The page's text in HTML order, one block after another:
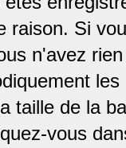
raison. Si
n'avez
taille de la
vous